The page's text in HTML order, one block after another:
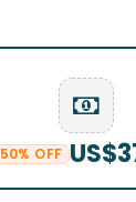
50% OFF